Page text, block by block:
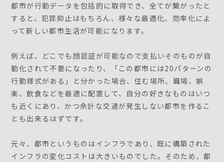
都市が行動データを包括的に取得でき、全てが繋がったと
すると、犯罪抑止はもちろん、様々な最適化、効率化によ
って新しい都市生活が可能になります。
例えば、どこでも顔認証が可能なので支払いそのものが自
動化されて不要になったり、「この都市には20パターンの
行動様式がある」と分かった場合、住む場所、職場、娯
楽、飲食などを最適に配置して、自分の好きなものはいつ
も近くにあり、かつ余計な交通が発生しない都市を作るこ
とも出来るはずです。
元々、都市というものはインフラであり、既に構築された
インフラの変化コストは大きいものでした。そのため、都